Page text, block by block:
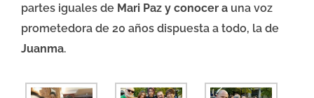
partes iguales de Mari Paz y conocer a una voz
prometedora de 20 años dispuesta a todo, la de
Juanma.